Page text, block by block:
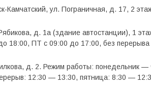
Камчатский, ул. Пограничная, д. 17, 2
д. 1а (здание автостанции), 1
18:00, ПТ с 09:00 до 17:00, без
д. 2. Режим работы: понедельник —
12:30 — 13:30, пятница: 8:30 —